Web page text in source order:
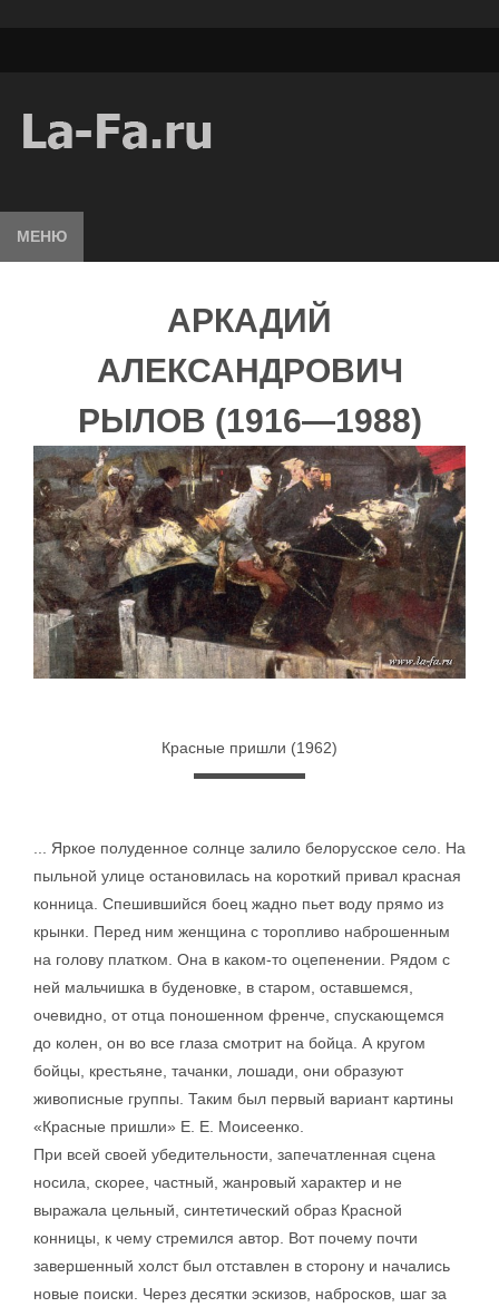
МЕНЮ
АРКАДИЙ
АЛЕКСАНДРОВИЧ
РЫЛОВ (1916—1988)
Красные пришли (1962)
... Яркое полуденное солнце залило белорусское село. На
пыльной улице остановилась на короткий привал красная
конница. Спешившийся боец жадно пьет воду прямо из
крынки. Перед ним женщина с торопливо наброшенным
на голову платком. Она в каком-то оцепенении. Рядом с
ней мальчишка в буденовке, в старом, оставшемся,
очевидно, от отца поношенном френче, спускающемся
до колен, он во все глаза смотрит на бойца. А кругом
бойцы, крестьяне, тачанки, лошади, они образуют
живописные группы. Таким был первый вариант картины
«Красные пришли» Е. Е. Моисеенко.
При всей своей убедительности, запечатленная сцена
носила, скорее, частный, жанровый характер и не
выражала цельный, синтетический образ Красной
конницы, к чему стремился автор. Вот почему почти
завершенный холст был отставлен в сторону и начались
новые поиски. Через десятки эскизов, набросков, шаг за